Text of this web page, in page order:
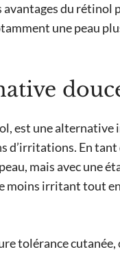
du rétinol
une peau
est une alternative
En tant
mais avec une
moins irritant tout
tolérance